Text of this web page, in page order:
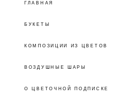
ГЛАВНАЯ
БУКЕТЫ
КОМПОЗИЦИИ ИЗ ЦВЕТОВ
ВОЗДУШНЫЕ ШАРЫ
О ЦВЕТОЧНОЙ ПОДПИСКЕ